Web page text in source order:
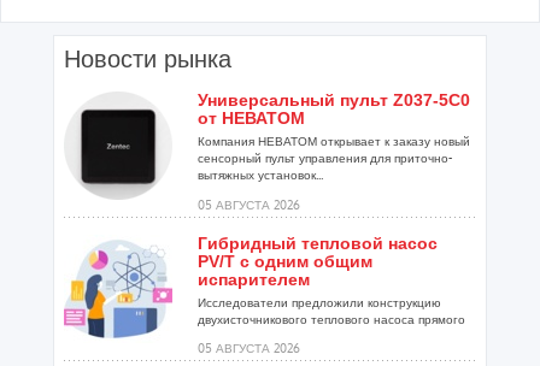
Новости рынка
Универсальный пульт Z037-5C0
от НЕВАТОМ
Компания НЕВАТОМ открывает к заказу новый
сенсорный пульт управления для приточно-
вытяжных установок...
05 АВГУСТА 2026
Гибридный тепловой насос
PV/T с одним общим
испарителем
Исследователи предложили конструкцию
двухисточникового теплового насоса прямого
05 АВГУСТА 2026